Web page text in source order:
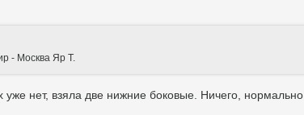
- Москва Яр Т.
уже нет, взяла две нижние боковые. Ничего, нормально